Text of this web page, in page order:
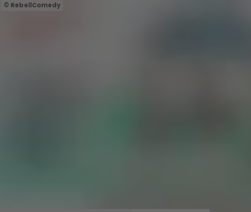
RebellComedy